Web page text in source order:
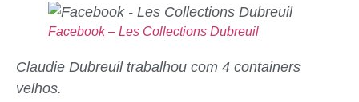
Facebook – Les Collections Dubreuil
Claudie Dubreuil trabalhou com 4 containers
velhos.